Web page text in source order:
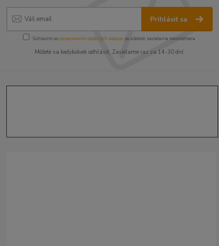
Prihlásiť sa
Súhlasím sospracovaním osobných údajov za účelom zasielania newslettera.
Môžete sa kedykoľvek odhlásiť. Zasielame raz za 14-30 dní.